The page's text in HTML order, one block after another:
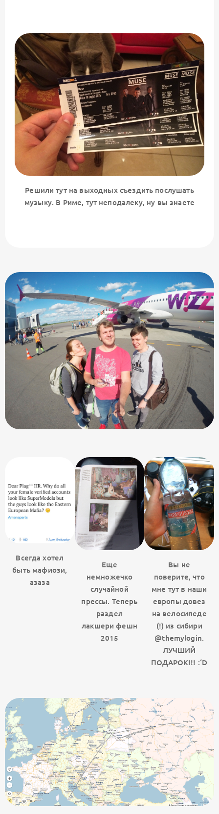
Решили тут на выходных съездить послушать
музыку. В Риме, тут неподалеку, ну вы знаете
Всегда хотел
быть мафиози,
азаза
Еще
немножечко
случайной
прессы. Теперь
раздел
лакшери фешн
2015
Вы не
поверите, что
мне тут в наши
европы довез
на велосипеде
(!) из сибири
@themylogin.
ЛУЧШИЙ
ПОДАРОК!!! :‘D